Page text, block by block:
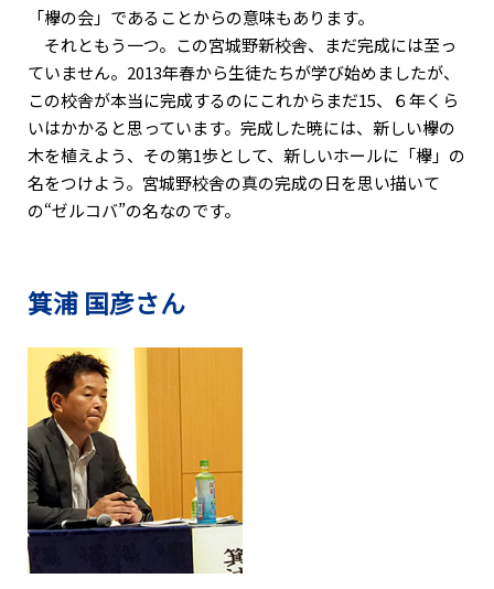
「欅の会」であることからの意味もあります。
それともう一つ。この宮城野新校舎、まだ完成には至っ
ていません。2013年春から生徒たちが学び始めましたが、
この校舎が本当に完成するのにこれからまだ15、６年くら
いはかかると思っています。完成した暁には、新しい欅の
木を植えよう、その第1歩として、新しいホールに「欅」の
名をつけよう。宮城野校舎の真の完成の日を思い描いて
の“ゼルコバ”の名なのです。
箕浦 国彦さん